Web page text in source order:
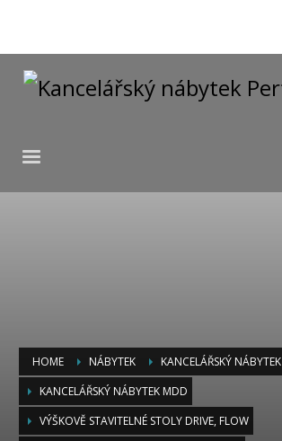
HOME NÁBYTEK
KANCELÁŘSKÝ NÁBYTEK
KANCELÁŘSKÝ NÁBYTEK MDD
VÝŠKOVĚ STAVITELNÉ STOLY DRIVE, FLOW